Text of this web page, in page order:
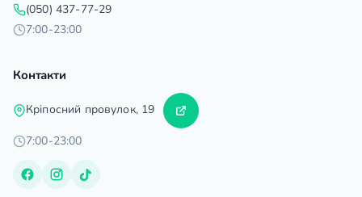
(050) 437-77-29
7:00-23:00
Контакти
Кріпосний провулок, 19
7:00-23:00